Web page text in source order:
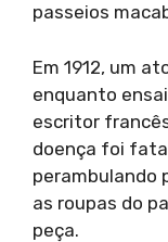
passeios
Em 1912, um
enquanto
escritor
doença foi
perambulando
as roupas do
peça.